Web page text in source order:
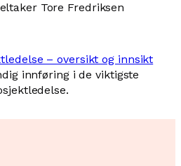
Tore Fredriksen
– oversikt og innsikt
innføring i de viktigste